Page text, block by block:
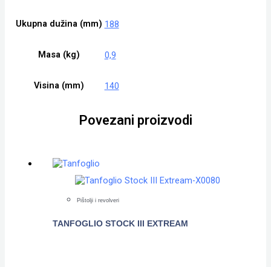
Ukupna dužina (mm) 188
Masa (kg) 0,9
Visina (mm) 140
Povezani proizvodi
Pištolji i revolveri
TANFOGLIO STOCK III EXTREAM